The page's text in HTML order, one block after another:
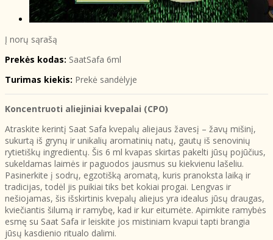
Į norų sąrašą
Prekės kodas: SaatSafa 6ml
Turimas kiekis: Prekė sandėlyje
Koncentruoti aliejiniai kvepalai (CPO)
Atraskite kerintį Saat Safa kvepalų aliejaus žavesį – žavų mišinį,
sukurtą iš grynų ir unikalių aromatinių natų, gautų iš senovinių
rytietiškų ingredientų. Šis 6 ml kvapas skirtas pakelti jūsų pojūčius,
sukeldamas laimės ir paguodos jausmus su kiekvienu lašeliu.
Pasinerkite į sodrų, egzotišką aromatą, kuris pranoksta laiką ir
tradicijas, todėl jis puikiai tiks bet kokiai progai. Lengvas ir
nešiojamas, šis išskirtinis kvepalų aliejus yra idealus jūsų draugas,
kviečiantis šilumą ir ramybę, kad ir kur eitumėte. Apimkite ramybės
esmę su Saat Safa ir leiskite jos mistiniam kvapui tapti brangia
jūsų kasdienio ritualo dalimi.